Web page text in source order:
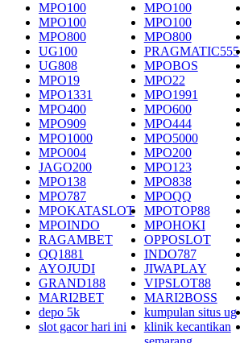
MPO100 MPO100
MPO100
MPO100
MPO800
MPO800
UG100
PRAGMATIC555
UG808
MPOBOS
MPO19
MPO22
MPO1331
MPO1991
MPO400
MPO600
MPO909
MPO444
MPO1000
MPO5000
MPO004
MPO200
JAGO200
MPO123
MPO138
MPO838
MPO787
MPOQQ
MPOKATASLOT
MPOTOP88
MPOINDO
MPOHOKI
RAGAMBET
OPPOSLOT
QQ1881
INDO787
AYOJUDI
JIWAPLAY
GRAND188
VIPSLOT88
MARI2BET
MARI2BOSS
depo 5k
kumpulan situs ug
slot gacor hari ini
klinik kecantikan